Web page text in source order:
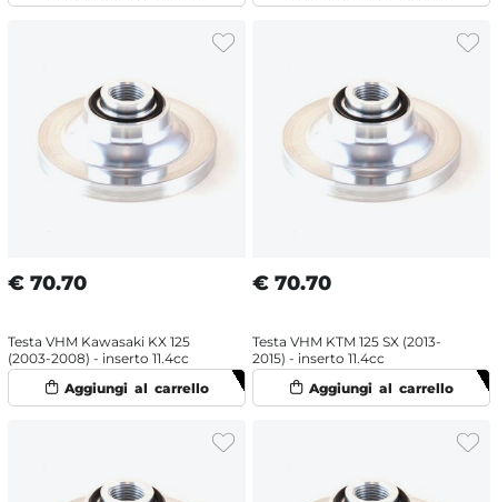
€ 70.70
Testa VHM Kawasaki KX 125
(2003-2008) - inserto 11.4cc
€ 70.70
Testa VHM KTM 125 SX (2013-
2015) - inserto 11.4cc